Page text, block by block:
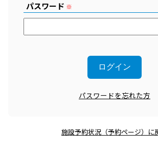
パスワード ※
パスワードを忘れた方
施設予約状況（予約ページ）に